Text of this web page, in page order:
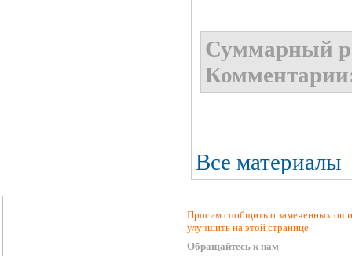
Суммарный
Все материалы
Просим сообщить о замеченных
улучшить на этой странице
Обращайтесь к нам